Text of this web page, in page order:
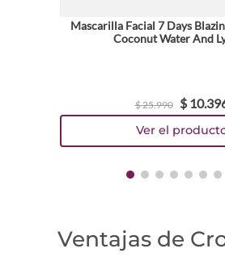
Mascarilla Facial 7 Days
Coconut Water And
$25.990 $ 10.
Ventajas de